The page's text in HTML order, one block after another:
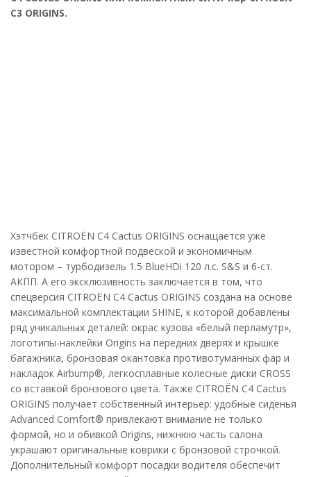
C3 ORIGINS.
Хэтчбек CITROЁN C4 Cactus ORIGINS оснащается уже
известной комфортной подвеской и экономичным
мотором – турбодизель 1.5 BlueHDi 120 л.с. S&S и 6-ст.
АКПП. А его эксклюзивность заключается в том, что
спецверсия CITROЁN C4 Cactus ORIGINS создана на основе
максимальной комплектации SHINE, к которой добавлены
ряд уникальных деталей: окрас кузова «белый перламутр»,
логотипы-наклейки Origins на передних дверях и крышке
багажника, бронзовая окантовка противотуманных фар и
накладок Airbump®, легкосплавные колесные диски CROSS
со вставкой бронзового цвета. Также CITROЁN C4 Cactus
ORIGINS получает собственный интерьер: удобные сиденья
Advanced Comfort® привлекают внимание не только
формой, но и обивкой Origins, нижнюю часть салона
украшают оригинальные коврики с бронзовой строчкой.
Дополнительный комфорт посадки водителя обеспечит